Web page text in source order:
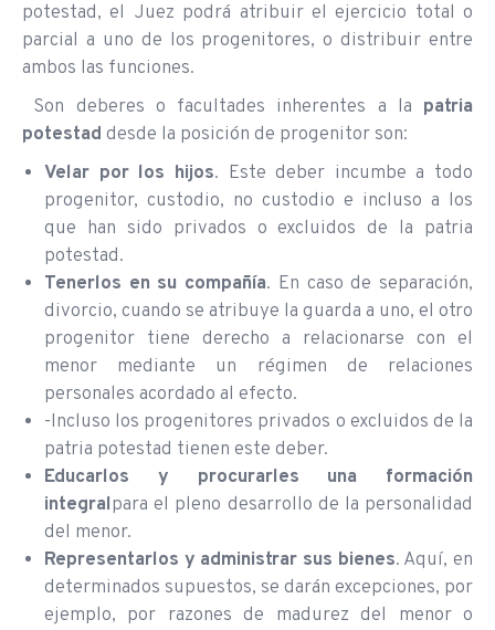
potestad, el Juez podrá atribuir el ejercicio total o
parcial a uno de los progenitores, o distribuir entre
ambos las funciones.
Son deberes o facultades inherentes a la patria
potestad desde la posición de progenitor son:
Velar por los hijos. Este deber incumbe a todo
progenitor, custodio, no custodio e incluso a los
que han sido privados o excluidos de la patria
potestad.
Tenerlos en su compañía. En caso de separación,
divorcio, cuando se atribuye la guarda a uno, el otro
progenitor tiene derecho a relacionarse con el
menor mediante un régimen de relaciones
personales acordado al efecto.
-Incluso los progenitores privados o excluidos de la
patria potestad tienen este deber.
Educarlos y procurarles una formación
integralpara el pleno desarrollo de la personalidad
del menor.
Representarlos y administrar sus bienes. Aquí, en
determinados supuestos, se darán excepciones, por
ejemplo, por razones de madurez del menor o